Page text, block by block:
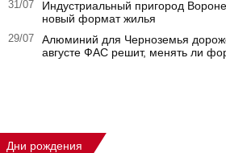
31/07
Индустриальный пригород
новый формат жилья
29/07
Алюминий для Черноземья
августе ФАС решит, менять ли
Дни рождения